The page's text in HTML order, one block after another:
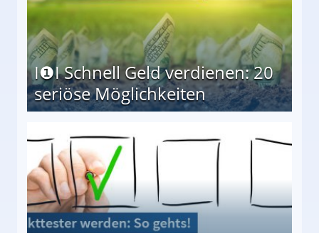
I❶I Schnell Geld verdienen: 20
seriöse Möglichkeiten